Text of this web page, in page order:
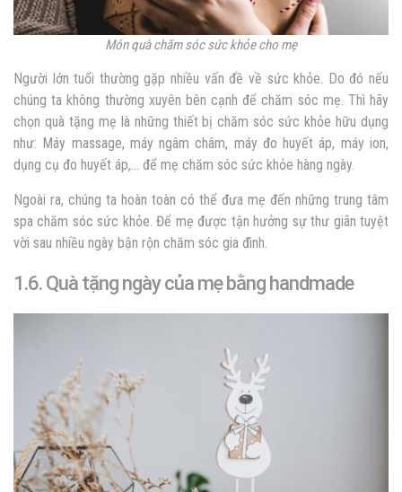
Món quà chăm sóc sức khỏe cho mẹ
Người lớn tuổi thường gặp nhiều vấn đề về sức khỏe. Do đó nếu
chúng ta không thường xuyên bên cạnh để chăm sóc mẹ. Thì hãy
chọn quà tặng mẹ là những thiết bị chăm sóc sức khỏe hữu dụng
như: Máy massage, máy ngâm châm, máy đo huyết áp, máy ion,
dụng cụ đo huyết áp,… để mẹ chăm sóc sức khỏe hàng ngày.
Ngoài ra, chúng ta hoàn toàn có thể đưa mẹ đến những trung tâm
spa chăm sóc sức khỏe. Để mẹ được tận hưởng sự thư giãn tuyệt
vời sau nhiều ngày bận rộn chăm sóc gia đình.
1.6. Quà tặng ngày của mẹ bằng handmade